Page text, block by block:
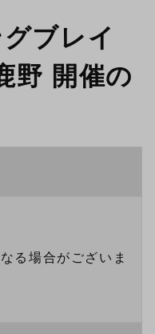
ブレイ
野 開催の
る場合がございま